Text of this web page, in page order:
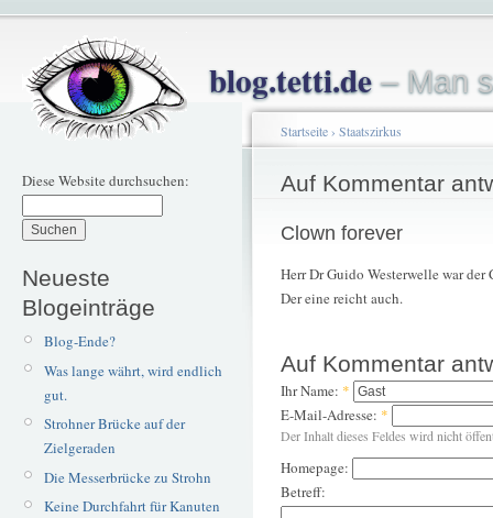
blog.tetti.de– Man
Diese Website durchsuchen:
Neueste
Blogeinträge
Blog-Ende?
Was lange währt, wird endlich
gut.
Strohner Brücke auf der
Zielgeraden
Die Messerbrücke zu Strohn
Keine Durchfahrt für Kanuten
Startseite› Staatszirkus
Auf Kommentar
Clown forever
Herr Dr Guido Westerwelle war
Der eine reicht auch.
Auf Kommentar
Ihr Name: *
E-Mail-Adresse: *
Der Inhalt dieses Feldes wird nicht
Homepage:
Betreff: